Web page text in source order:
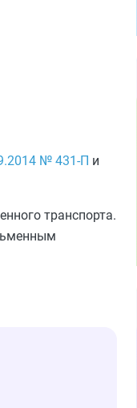
№ 431-П и
транспорта.